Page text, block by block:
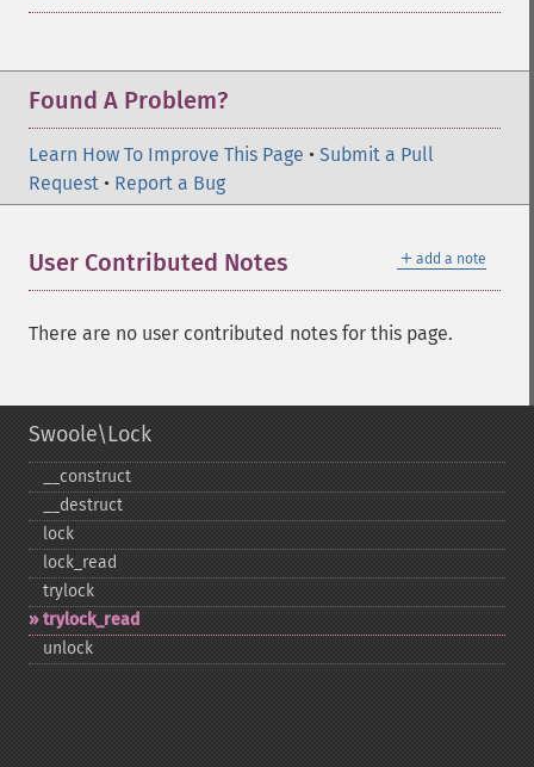
Found A Problem?
Learn How To Improve This Page • Submit a Pull
Request • Report a Bug
＋ add a note
User Contributed Notes
There are no user contributed notes for this page.
Swoole\Lock
_​_​construct
_​_​destruct
lock
lock_​read
trylock
trylock_​read
unlock